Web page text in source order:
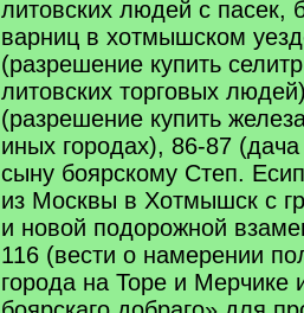
литовских людей с пасек,
варниц в хотмышском
(разрешение купить
литовских торговых
(разрешение купить
иных городах), 86-87
сыну боярскому Степ.
из Москвы в Хотмышск с
и новой подорожной
116 (вести о намерении
города на Торе и Мерчике